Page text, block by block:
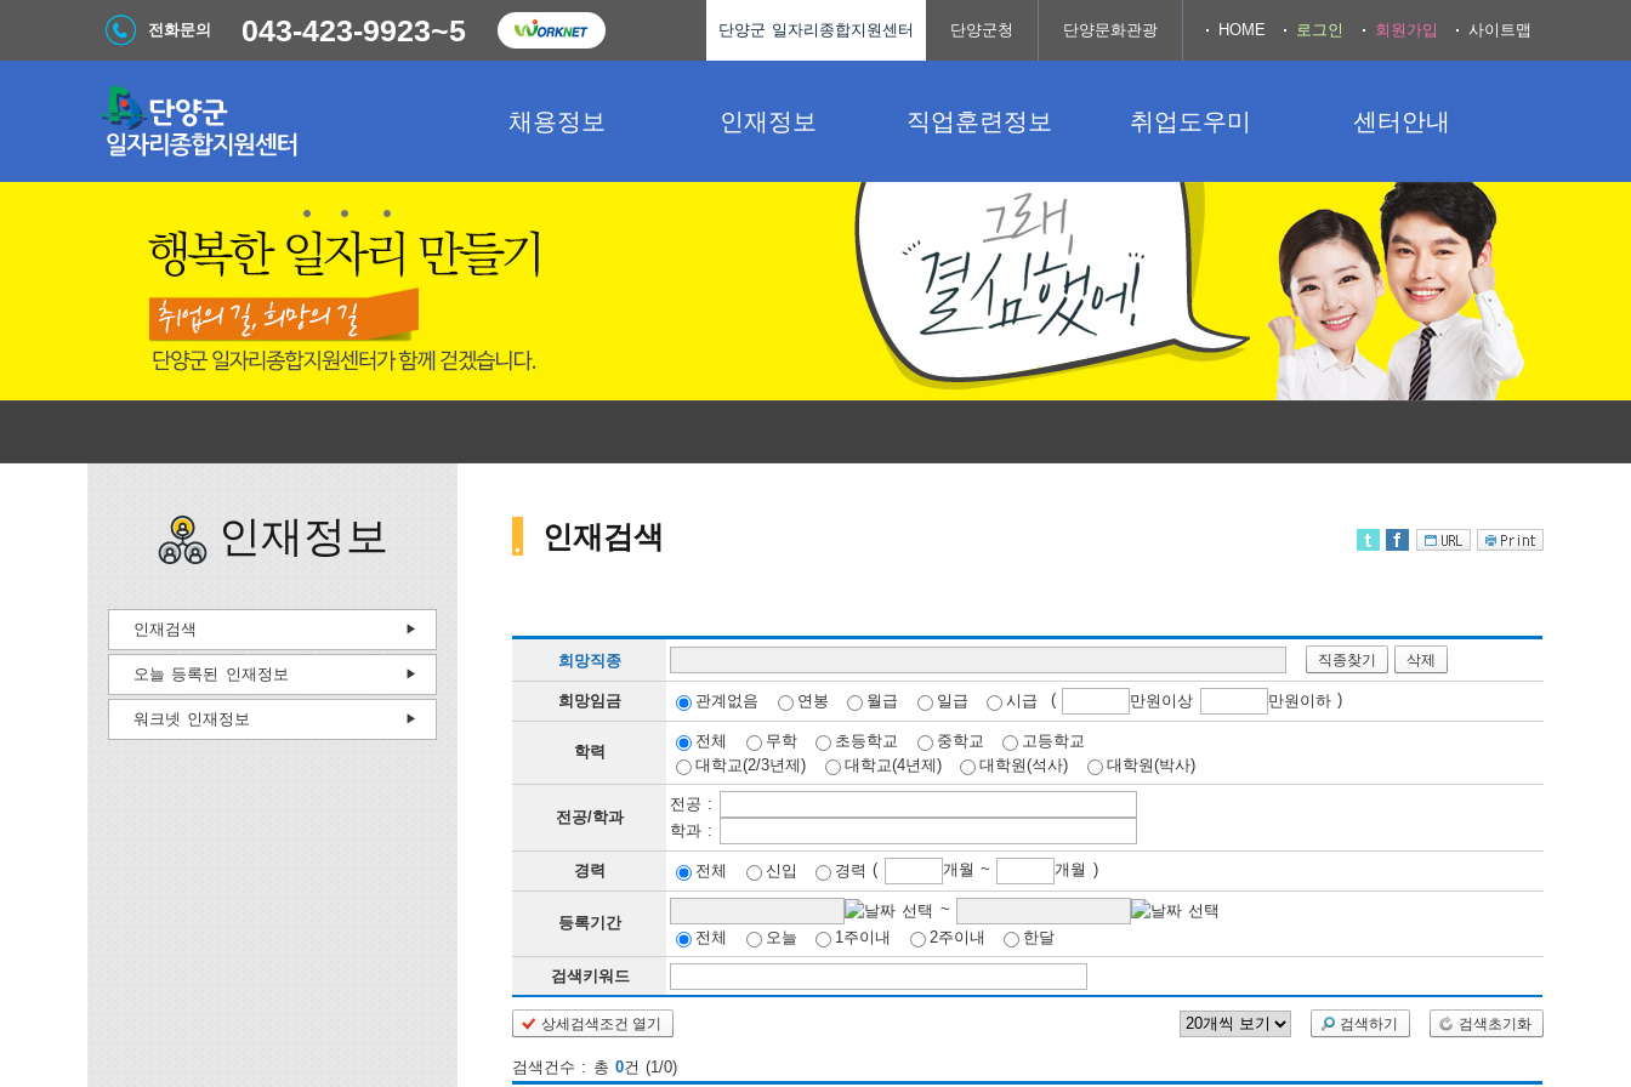
채용정보 인재정보 직업훈련정보 취업도우미 센터안내
전화문의 043-423-9923~5 단양군 일자리종합지원센터 단양군청 단양문화관광 HOME 로그인 회원가입 사이트맵
인재검색
희망직종 직종찾기 삭제
희망임금 관계없음 연봉 월급 일급 시급 ( 만원이상 만원이하 )
학력
전체 무학 초등학교 중학교
고등학교
대학교(2/3년제)
대학교(4년제) 대학원(석사) 대학원(박사)
전공/학과
전공 :
학과 :
경력 전체 신입 경력 ( 개월 ~ 개월 )
등록기간
~
전체
오늘 1주이내 2주이내 한달
검색키워드
상세검색조건 열기 검색하기 검색초기화
검색건수 : 총 0건 (1/0)
인재정보
인재검색
오늘 등록된 인재정보
워크넷 인재정보